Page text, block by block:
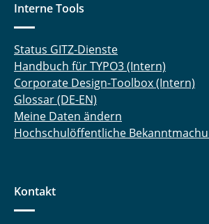
Interne Tools
Status GITZ-Dienste
Handbuch für TYPO3 (Intern)
Corporate Design-Toolbox (Intern)
Glossar (DE-EN)
Meine Daten ändern
Hochschulöffentliche
Kontakt